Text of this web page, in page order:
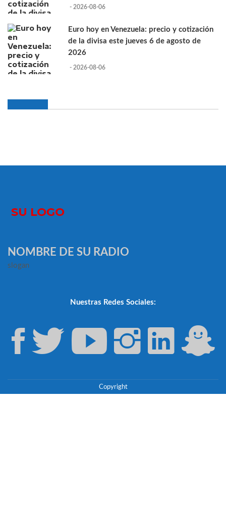
- 2026-08-06
Euro hoy en Venezuela: precio y cotización
de la divisa este jueves 6 de agosto de
2026
- 2026-08-06
NOMBRE DE SU RADIO
slogan
Nuestras Redes Sociales:
Copyright